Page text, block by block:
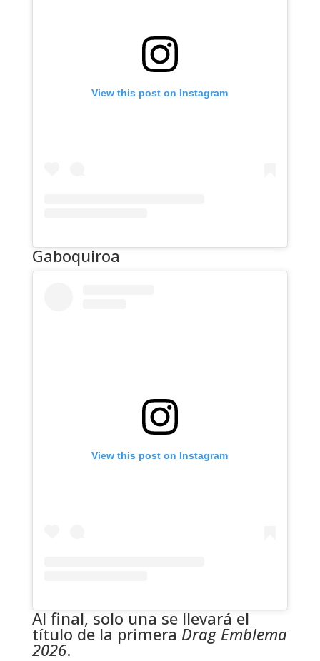
View this post on Instagram
Gaboquiroa
View this post on Instagram
Al final, solo una se llevará el
título de la primera Drag Emblema
2026.